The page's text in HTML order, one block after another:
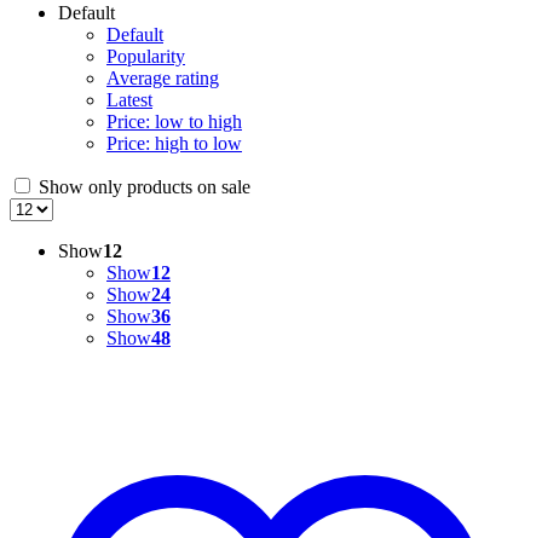
Default
Default
Popularity
Average rating
Latest
Price: low to high
Price: high to low
Show only products on sale
Show12
Show12
Show24
Show36
Show48